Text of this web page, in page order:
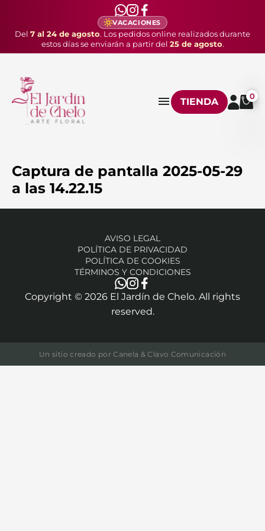
VACACIONES
Del 7 al 24 de agosto. Los pedidos online realizados durante
estos días se enviarán a partir del 25 de agosto.
TIENDA 0
Captura de pantalla 2025-05-29
a las 14.22.15
Copyright © 2026 El Jardín de Chelo. All rights
reserved.
AVISO LEGAL
POLÍTICA DE PRIVACIDAD
POLÍTICA DE COOKIES
TÉRMINOS Y CONDICIONES
Un sitio creado porCanela & Clavo Comunicación